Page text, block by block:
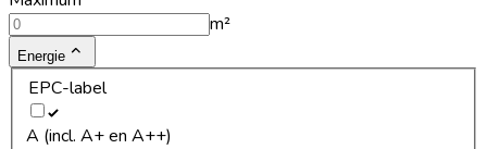
m²
Energie
EPC-label
A (incl. A+ en A++)